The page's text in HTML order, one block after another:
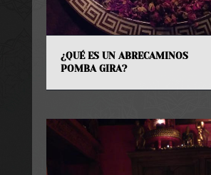
¿QUÉ ES UN ABRECAMINOS
POMBA GIRA?